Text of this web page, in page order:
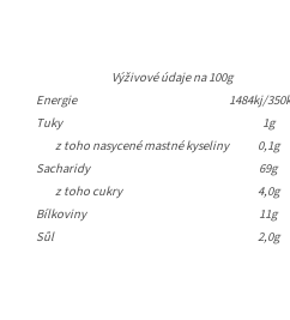
Výživové údaje na 100g
Energie
1484kj/
Tuky
1g
z toho nasycené mastné kyseliny
0,1g
Sacharidy
69g
z toho cukry
4,0g
Bílkoviny
11g
Sůl
2,0g